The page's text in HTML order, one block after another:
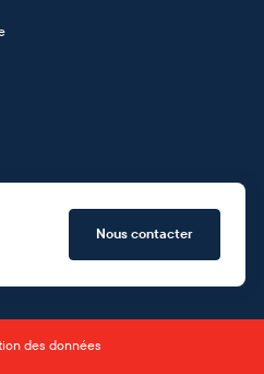
Nous contacter
des données